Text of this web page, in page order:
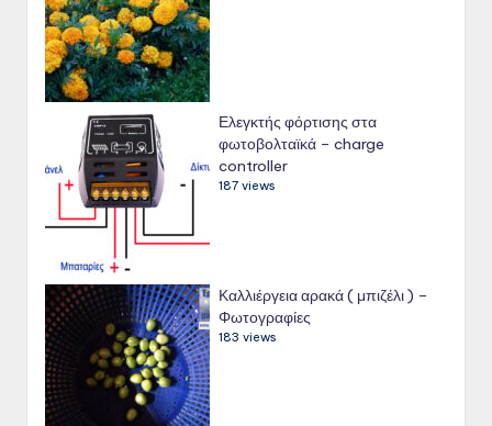
Ελεγκτής φόρτισης στα
φωτοβολταϊκά – charge
controller
187 views
Καλλιέργεια αρακά ( μπιζέλι ) –
Φωτογραφίες
183 views